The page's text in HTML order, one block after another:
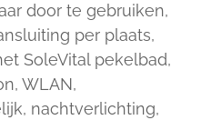
door te gebruiken,
per plaats,
SoleVital pekelbad,
WLAN,
nachtverlichting,